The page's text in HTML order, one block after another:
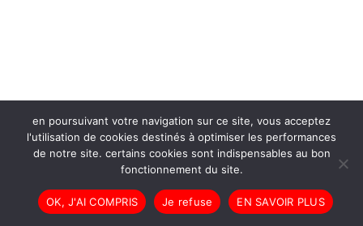
en poursuivant votre navigation sur ce site, vous acceptez
l'utilisation de cookies destinés à optimiser les performances
de notre site. certains cookies sont indispensables au bon
fonctionnement du site.
OK, J'AI COMPRIS Je refuse EN SAVOIR PLUS